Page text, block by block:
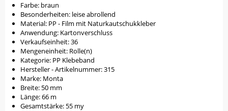
Farbe: braun
Besonderheiten: leise abrollend
Material: PP - Film mit Naturkautschukkleber
Anwendung: Kartonverschluss
Verkaufseinheit: 36
Mengeneinheit: Rolle(n)
Kategorie: PP Klebeband
Hersteller - Artikelnummer: 315
Marke: Monta
Breite: 50 mm
Länge: 66 m
Gesamtstärke: 55 my